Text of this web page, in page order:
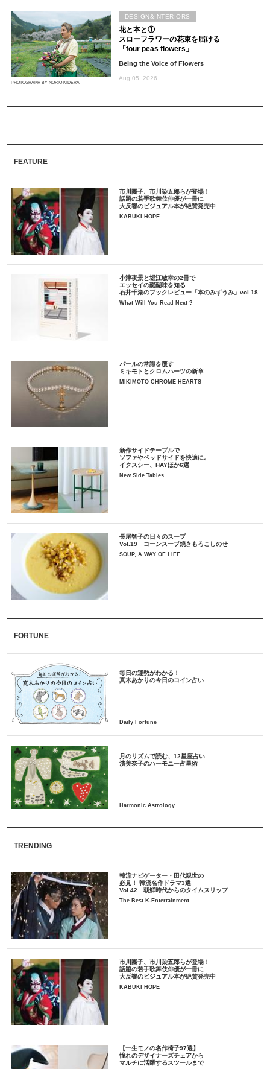
PHOTOGRAPH BY NORIO KIDERA
花と本と①
スローフラワーの花束を届ける
「four peas flowers」
Being the Voice of Flowers
Aug 05, 2026
DESIGN&INTERIORS
FEATURE
市川團子、市川染五郎らが登場！
話題の若手歌舞伎俳優が一冊に
大反響のビジュアル本が絶賛発売中
KABUKI HOPE
小津夜景と堀江敏幸の2冊で
エッセイの醍醐味を知る
石井千湖のブックレビュー「本のみずうみ」vol.18
What Will You Read Next ?
パールの常識を覆す
ミキモトとクロムハーツの新章
MIKIMOTO CHROME HEARTS
新作サイドテーブルで
ソファやベッドサイドを快適に。
イクスシー、HAYほか6選
New Side Tables
長尾智子の日々のスープ
Vol.19 コーンスープ焼きもろこしのせ
SOUP, A WAY OF LIFE
FORTUNE
毎日の運勢がわかる！
月のリズムで読む、12星座占い
TRENDING
韓流ナビゲーター・田代親世の
必見！ 韓流名作ドラマ3選
Vol.42 朝鮮時代からのタイムスリップ
The Best K-Entertainment
市川團子、市川染五郎らが登場！
話題の若手歌舞伎俳優が一冊に
大反響のビジュアル本が絶賛発売中
KABUKI HOPE
【一生モノの名作椅子97選】
憧れのデザイナーズチェアから
マルチに活躍するスツールまで